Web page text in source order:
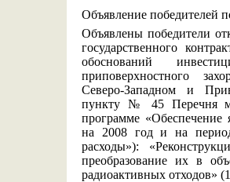
Объявление победителей
Объявлены победители
государственного
обоснований
приповерхностного
Северо-Западном и
пункту № 45 Перечня
программе «Обеспечение
на 2008 год и на
расходы»):
преобразование их в
радиоактивных отходов»